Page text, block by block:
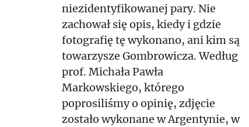
niezidentyfikowanej pary. Nie
zachował się opis, kiedy i gdzie
fotografię tę wykonano, ani kim są
towarzysze Gombrowicza. Według
prof. Michała Pawła
Markowskiego, którego
poprosiliśmy o opinię, zdjęcie
zostało wykonane w Argentynie, w